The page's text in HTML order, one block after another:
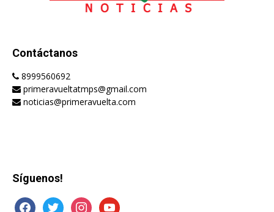
Contáctanos
8999560692
primeravueltatmps@gmail.com
noticias@primeravuelta.com
Síguenos!
facebooktwitter instagramyoutube